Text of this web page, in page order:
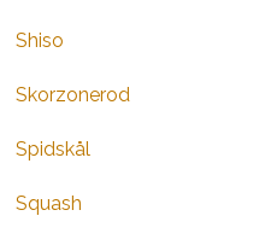
Shiso
Skorzonerod
Spidskål
Squash